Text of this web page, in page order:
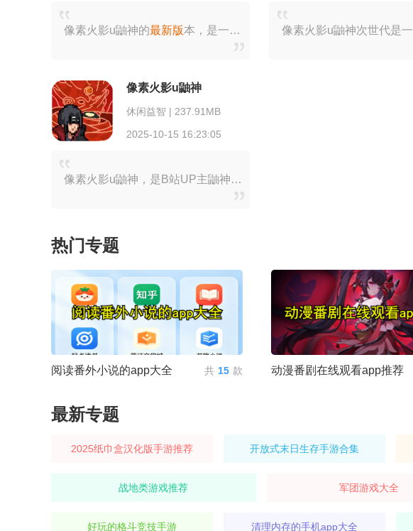
像素火影u鼬神的最新版本，是一款玩起来趣味十足的掌上街机格斗游戏。在该游戏里，玩家会踏入一个危机四伏且充满冒险的忍者世界，展开探索与战斗。游戏背景高度还原至原始
像素火影u鼬神
休闲益智 | 237.91MB
2025-10-15 16:23:05
像素火影u鼬神，是B站UP主鼬神打造的一款火影忍者题材格斗游戏。在游戏里，我们可以看到众多火影忍者动画中的角色，像卡卡西、带土、波风水门、佐助、鸣人等等，玩家能
热门专题
阅读番外小说的app大全 共 15 款 动漫番剧在线观看app推荐
最新专题
2025纸巾盒汉化版手游推荐 开放式末日生存手游合集
战地类游戏推荐 军团游戏大全
好玩的格斗竞技手游 清理内存的手机app大全